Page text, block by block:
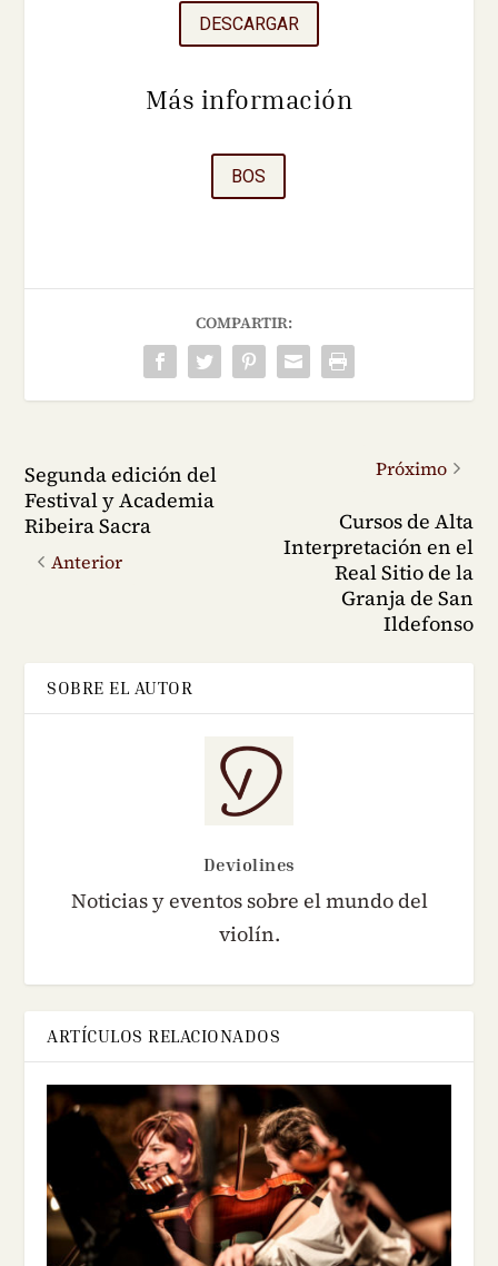
DESCARGAR
Más información
BOS
COMPARTIR:
Segunda edición del
Festival y Academia
Ribeira Sacra
Anterior
Próximo
Cursos de Alta
Interpretación en el
Real Sitio de la
Granja de San
Ildefonso
SOBRE EL AUTOR
Deviolines
Noticias y eventos sobre el mundo del
violín.
ARTÍCULOS RELACIONADOS